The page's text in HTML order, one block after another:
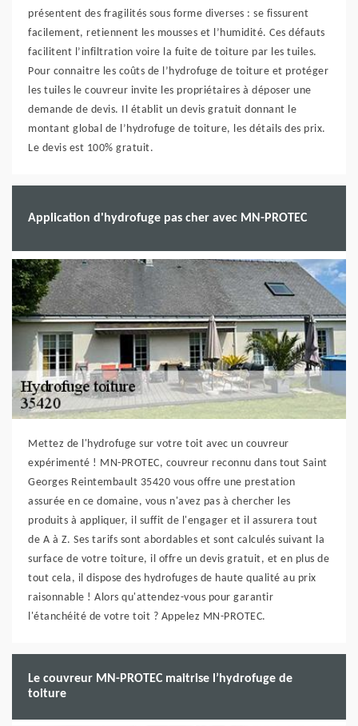
présentent des fragilités sous forme diverses : se fissurent
facilement, retiennent les mousses et l’humidité. Ces défauts
facilitent l’infiltration voire la fuite de toiture par les tuiles.
Pour connaitre les coûts de l’hydrofuge de toiture et protéger
les tuiles le couvreur invite les propriétaires à déposer une
demande de devis. Il établit un devis gratuit donnant le
montant global de l’hydrofuge de toiture, les détails des prix.
Le devis est 100% gratuit.
Application d'hydrofuge pas cher avec MN-PROTEC
Mettez de l'hydrofuge sur votre toit avec un couvreur
expérimenté ! MN-PROTEC, couvreur reconnu dans tout Saint
Georges Reintembault 35420 vous offre une prestation
assurée en ce domaine, vous n'avez pas à chercher les
produits à appliquer, il suffit de l'engager et il assurera tout
de A à Z. Ses tarifs sont abordables et sont calculés suivant la
surface de votre toiture, il offre un devis gratuit, et en plus de
tout cela, il dispose des hydrofuges de haute qualité au prix
raisonnable ! Alors qu'attendez-vous pour garantir
l'étanchéité de votre toit ? Appelez MN-PROTEC.
Le couvreur MN-PROTEC maitrise l’hydrofuge de
toiture